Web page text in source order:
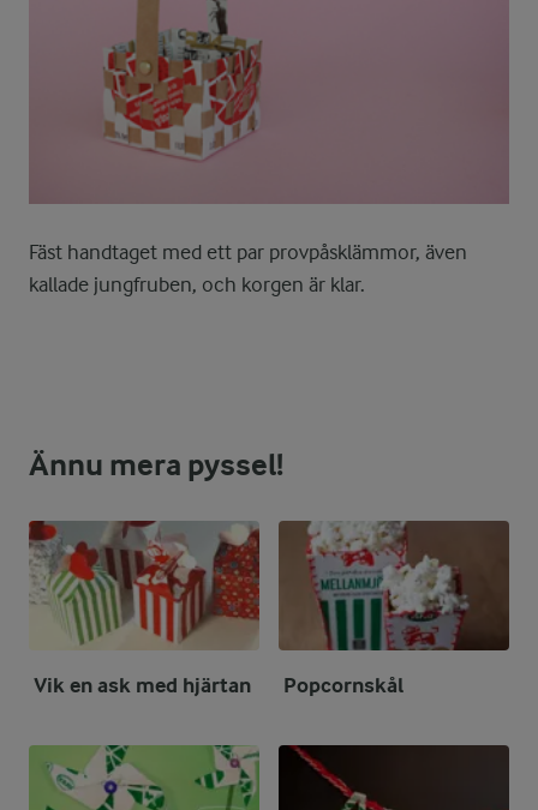
Fäst handtaget med ett par provpåsklämmor, även
kallade jungfruben, och korgen är klar.
Ännu mera pyssel!
Vik en ask med hjärtan Popcornskål